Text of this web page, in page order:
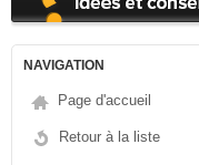
NAVIGATION
Page d'accueil
Retour à la liste